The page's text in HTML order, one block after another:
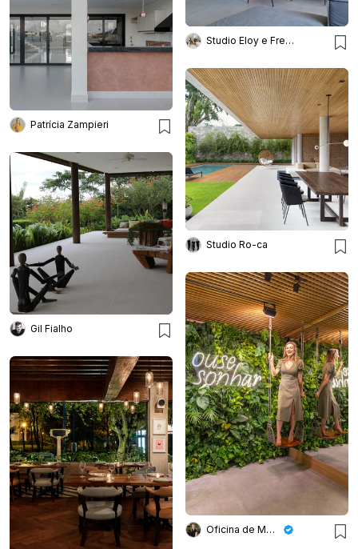
Studio Eloy e Freitas Arquitetura
Patrícia Zampieri
Studio Ro-ca
Gil Fialho
Oficina de Morar